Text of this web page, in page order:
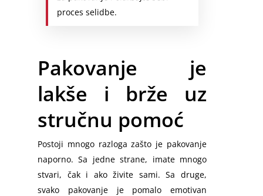
proces selidbe.
Pakovanje je
lakše i brže uz
stručnu pomoć
Postoji mnogo razloga zašto je pakovanje
naporno. Sa jedne strane, imate mnogo
stvari, čak i ako živite sami. Sa druge,
svako pakovanje je pomalo emotivan